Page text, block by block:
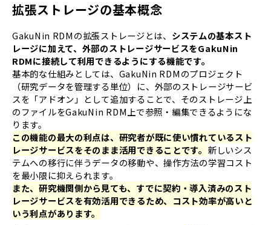
拡張ストレージの基本概念
GakuNin RDMの拡張ストレージとは、 システムの基本スト
レージに加えて、外部のストレージサービスをGakuNin
RDMに接続して利用できるようにする機能です。
基本的な仕組みとしては、GakuNin RDMのプロジェクト
（研究データを管理する単位）に、外部のストレージサービ
スを「アドオン」として追加することで、そのストレージ上
のファイルをGakuNin RDM上で参照・編集できるようにな
ります。
この機能の最大の利点は、研究者が既に使い慣れているスト
レージサービスをそのまま活用できることです。 新しいシス
テムへの移行に伴うデータの移動や、操作方法の学習コスト
を最小限に抑えられます。
また、研究機関側から見ても、すでに契約・導入済みのスト
レージサービスを有効活用できるため、コスト効率が高いと
いう利点があります。